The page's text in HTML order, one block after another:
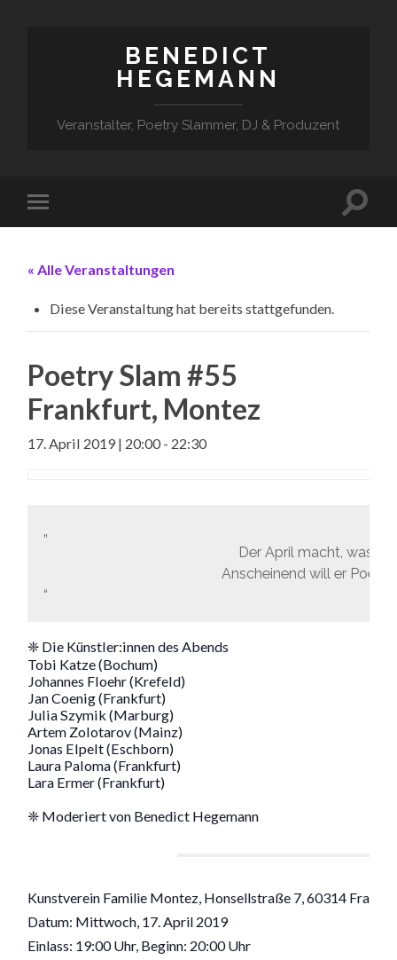
BENEDICT
HEGEMANN
Veranstalter, Poetry Slammer, DJ & Produzent
« Alle Veranstaltungen
Diese Veranstaltung hat bereits stattgefunden.
Poetry Slam #55
Frankfurt, Montez
17. April 2019 | 20:00 - 22:30
Der April macht, was er
Anscheinend will er Poetry
❈ Die Künstler:innen des Abends
Tobi Katze (Bochum)
Johannes Floehr (Krefeld)
Jan Coenig (Frankfurt)
Julia Szymik (Marburg)
Artem Zolotarov (Mainz)
Jonas Elpelt (Eschborn)
Laura Paloma (Frankfurt)
Lara Ermer (Frankfurt)
❈ Moderiert von Benedict Hegemann
Kunstverein Familie Montez, Honsellstraße 7, 60314
Datum: Mittwoch, 17. April 2019
Einlass: 19:00 Uhr, Beginn: 20:00 Uhr